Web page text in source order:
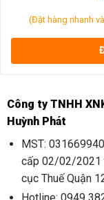
(Đặt hàng nhanh
Công ty TNHH
Huỳnh Phát
MST:
cấp 02/02/2021
cục Thuế Quận